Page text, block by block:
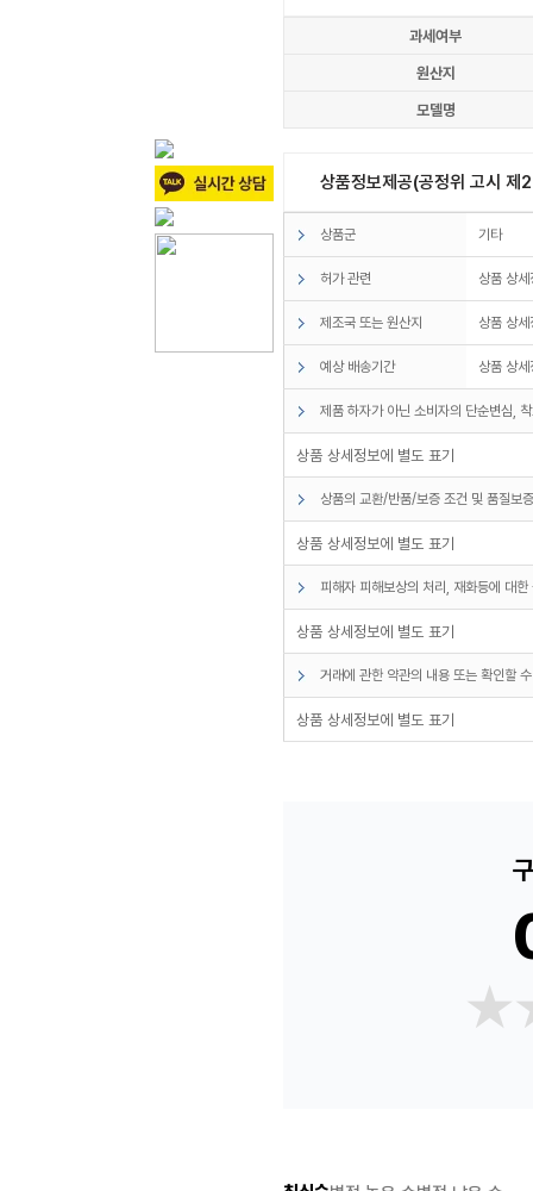
과세여부
원산지
모델명
상품정보제공(공정위 고시
상품군 기타
허가 관련 상품 상
제조국 또는 원산지 상품 상
예상 배송기간 상품 상
제품 하자가 아닌 소비자의 단순변심,
상품 상세정보에 별도 표기
상품의 교환/반품/보증 조건 및 품질보
상품 상세정보에 별도 표기
피해자 피해보상의 처리, 재화등에 대
상품 상세정보에 별도 표기
거래에 관한 약관의 내용 또는 확인할
상품 상세정보에 별도 표기